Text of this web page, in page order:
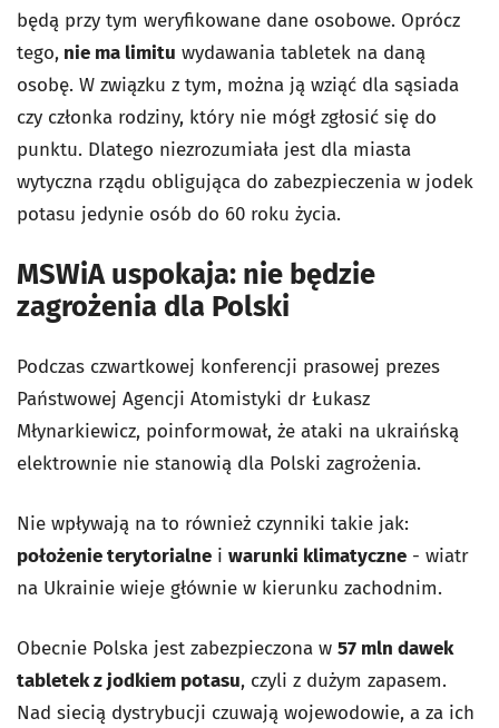
będą przy tym weryfikowane dane osobowe. Oprócz
tego, nie ma limitu wydawania tabletek na daną
osobę. W związku z tym, można ją wziąć dla sąsiada
czy członka rodziny, który nie mógł zgłosić się do
punktu. Dlatego niezrozumiała jest dla miasta
wytyczna rządu obligująca do zabezpieczenia w jodek
potasu jedynie osób do 60 roku życia.
MSWiA uspokaja: nie będzie
zagrożenia dla Polski
Podczas czwartkowej konferencji prasowej prezes
Państwowej Agencji Atomistyki dr Łukasz
Młynarkiewicz, poinformował, że ataki na ukraińską
elektrownie nie stanowią dla Polski zagrożenia.
Nie wpływają na to również czynniki takie jak:
położenie terytorialne i warunki klimatyczne - wiatr
na Ukrainie wieje głównie w kierunku zachodnim.
Obecnie Polska jest zabezpieczona w 57 mln dawek
tabletek z jodkiem potasu, czyli z dużym zapasem.
Nad siecią dystrybucji czuwają wojewodowie, a za ich